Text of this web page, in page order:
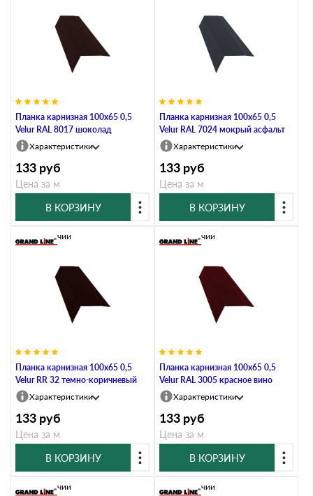
Планка карнизная 100х65 0,5
Velur RAL 8017 шоколад
Характеристики
133 руб
Цена за м
В КОРЗИНУ
Планка карнизная 100х65 0,5
Velur RAL 7024 мокрый асфальт
Характеристики
133 руб
Цена за м
В КОРЗИНУ
Планка карнизная 100х65 0,5
Velur RR 32 темно-коричневый
В наличии
Характеристики
133 руб
Цена за м
В КОРЗИНУ
Планка карнизная 100х65 0,5
Velur RAL 3005 красное вино
В наличии
Характеристики
133 руб
Цена за м
В КОРЗИНУ
В наличии В наличии